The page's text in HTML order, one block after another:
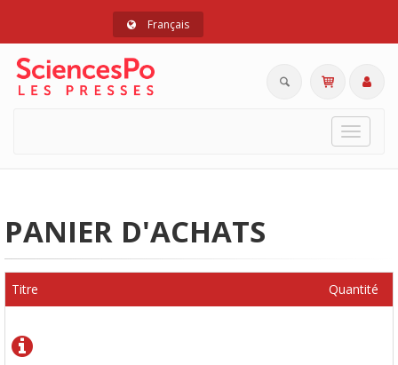
Français
Toggle
PANIER D'ACHATS
Titre Quantité